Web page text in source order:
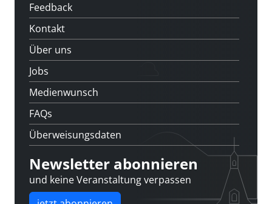
Feedback
Kontakt
Über uns
Jobs
Medienwunsch
FAQs
Überweisungsdaten
Newsletter abonnieren
und keine Veranstaltung verpassen